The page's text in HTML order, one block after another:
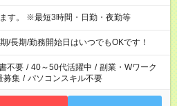
す。 ※最短3時間・日勤・夜勤等
/長期/勤務開始日はいつでもOKです！
不要 / 40～50代活躍中 / 副業・Wワーク
募集 / パソコンスキル不要